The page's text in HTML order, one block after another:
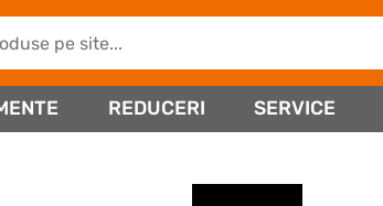
REDUCERI SERVICE